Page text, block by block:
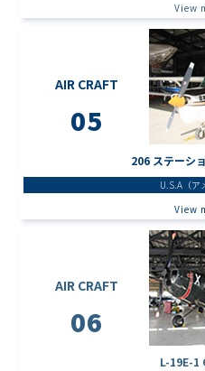
View
AIR CRAFT
05
206 ステーシ
U.S.A（ア
View
AIR CRAFT
06
L-19E-1